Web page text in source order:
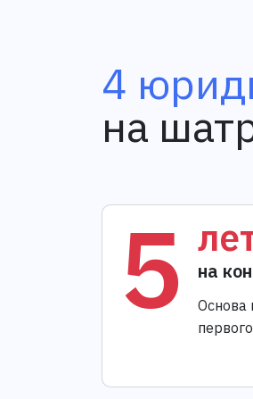
4
на
5 на
Основа